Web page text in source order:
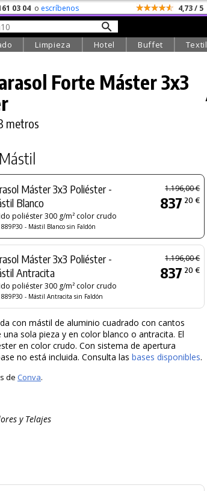
03 04 o escríbenos 4,73 / 5
Limpieza Hotel Buffet Textil
Forte Máster 3x3
metros
Máster 3x3 Poliéster -
Blanco
poliéster 300 g/m² color crudo
889P30 - Mástil Blanco sin Faldón
1.196,00 €
837 20 €
Máster 3x3 Poliéster -
Antracita
poliéster 300 g/m² color crudo
889P30 - Mástil Antracita sin Faldón
1.196,00 €
837 20 €
con mástil de aluminio cuadrado con cantos
sola pieza y en color blanco o antracita. El
en color crudo. Con sistema de apertura
no está incluida. Consulta las bases disponibles.
de Conva.
y Telajes